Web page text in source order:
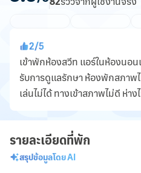
2/5
เข้าพักห้องสวีท แอร์ในห้องนอน
รับการดูแลรักษา ห้องพักสภาพ
เล่นไม่ได้ ทางเข้าสภาพไม่ดี ห่า
รายละเอียดที่พัก
สรุปข้อมูลโดย AI